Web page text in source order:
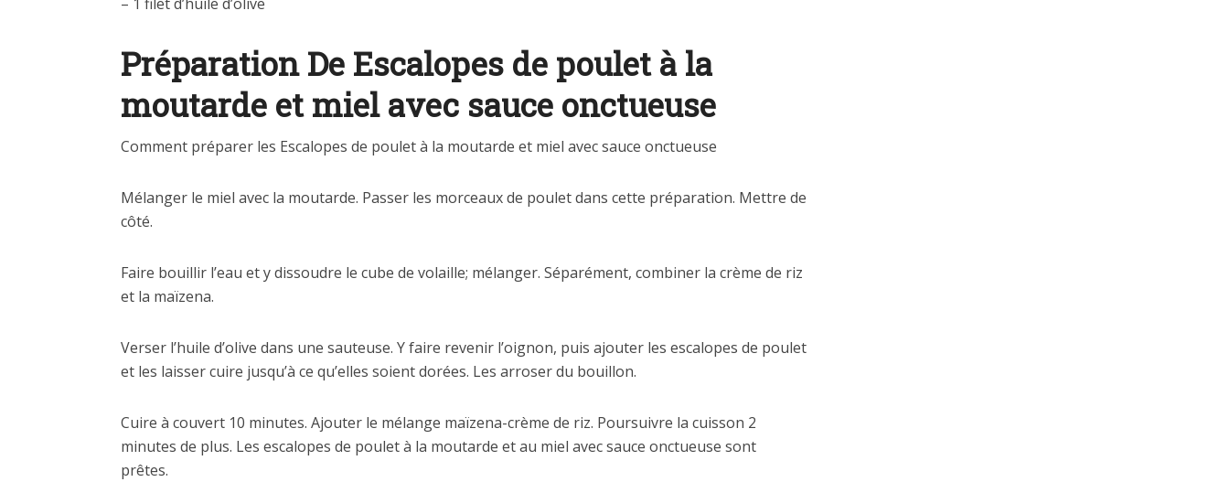
Préparation De Escalopes de poulet à la
moutarde et miel avec sauce onctueuse
Comment préparer les Escalopes de poulet à la moutarde et miel avec sauce onctueuse
Mélanger le miel avec la moutarde. Passer les morceaux de poulet dans cette préparation. Mettre de
côté.
Faire bouillir l’eau et y dissoudre le cube de volaille; mélanger. Séparément, combiner la crème de riz
et la maïzena.
Verser l’huile d’olive dans une sauteuse. Y faire revenir l’oignon, puis ajouter les escalopes de poulet
et les laisser cuire jusqu’à ce qu’elles soient dorées. Les arroser du bouillon.
Cuire à couvert 10 minutes. Ajouter le mélange maïzena-crème de riz. Poursuivre la cuisson 2
minutes de plus. Les escalopes de poulet à la moutarde et au miel avec sauce onctueuse sont
prêtes.